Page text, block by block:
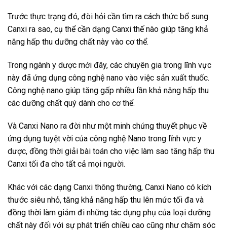
Trước thực trạng đó, đòi hỏi cần tìm ra cách thức bổ sung
Canxi ra sao, cụ thể cần dạng Canxi thế nào giúp tăng khả
năng hấp thu dưỡng chất này vào cơ thể.
Trong ngành y dược mới đây, các chuyên gia trong lĩnh vực
này đã ứng dụng công nghệ nano vào việc sản xuất thuốc.
Công nghệ nano giúp tăng gấp nhiều lần khả năng hấp thu
các dưỡng chất quý dành cho cơ thể.
Và Canxi Nano ra đời như một minh chứng thuyết phục về
ứng dụng tuyệt vời của công nghệ Nano trong lĩnh vực y
dược, đồng thời giải bài toán cho việc làm sao tăng hấp thu
Canxi tối đa cho tất cả mọi người.
Khác với các dạng Canxi thông thường, Canxi Nano có kích
thước siêu nhỏ, tăng khả năng hấp thu lên mức tối đa và
đồng thời làm giảm đi những tác dụng phụ của loại dưỡng
chất này đối với sự phát triển chiều cao cũng như chăm sóc